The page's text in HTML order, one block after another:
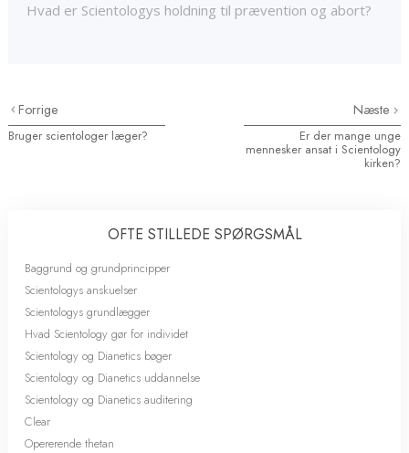
Hvad er Scientologys holdning til prævention og abort?
Forrige
Bruger scientologer læger?
Næste
Er der mange unge
mennesker ansat i Scientology
kirken?
OFTE STILLEDE SPØRGSMÅL
Baggrund og grundprincipper
Scientologys anskuelser
Scientologys grundlægger
Hvad Scientology gør for individet
Scientology og Dianetics bøger
Scientology og Dianetics uddannelse
Scientology og Dianetics auditering
Clear
Opererende thetan